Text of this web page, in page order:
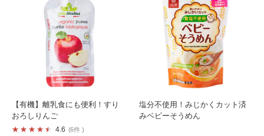
【有機】離乳食にも便利！すり
おろしりんご
4.6 6件
塩分不使用！みじかくカット済
みベビーそうめん